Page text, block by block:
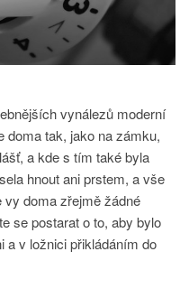
vynálezů moderní
doma tak, jako na zámku,
a kde s tím také byla
hnout ani prstem, a vše
doma zřejmě žádné
se postarat o to, aby bylo
a v ložnici přikládáním do